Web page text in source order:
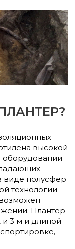
высокой
оборудовании
виде полусфер
технологии
Плантер
и 3 м и длиной